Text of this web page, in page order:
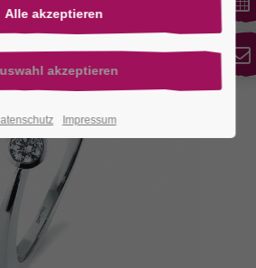
Impressum